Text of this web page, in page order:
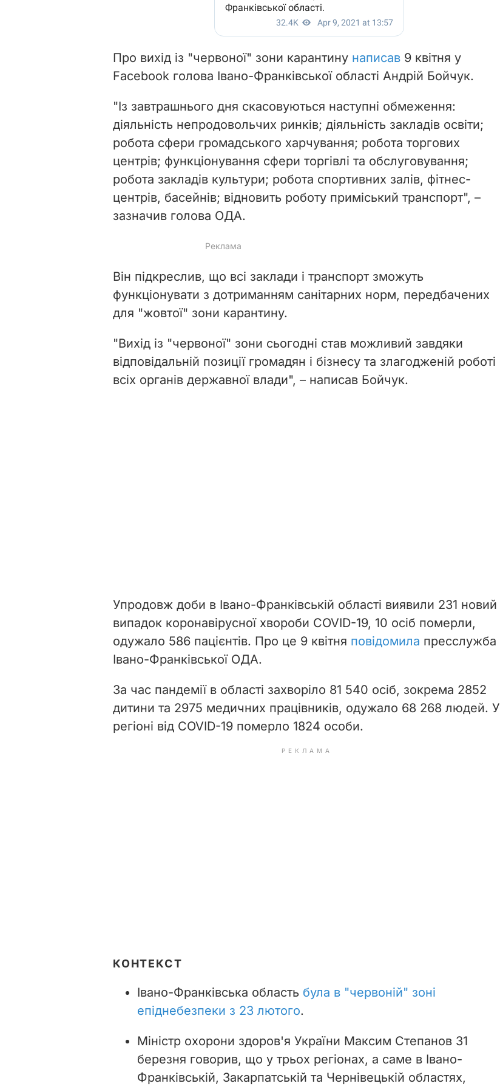
Про вихід із "червоної" зони карантину написав 9 квітня у
Facebook голова Івано-Франківської області Андрій Бойчук.
"Із завтрашнього дня скасовуються наступні обмеження:
діяльність непродовольчих ринків; діяльність закладів освіти;
робота сфери громадського харчування; робота торгових
центрів; функціонування сфери торгівлі та обслуговування;
робота закладів культури; робота спортивних залів, фітнес-
центрів, басейнів; відновить роботу приміський транспорт", –
зазначив голова ОДА.
Він підкреслив, що всі заклади і транспорт зможуть
функціонувати з дотриманням санітарних норм, передбачених
для "жовтої" зони карантину.
"Вихід із "червоної" зони сьогодні став можливий завдяки
відповідальній позиції громадян і бізнесу та злагодженій роботі
всіх органів державної влади", – написав Бойчук.
Упродовж доби в Івано-Франківській області виявили 231 новий
випадок коронавірусної хвороби COVID-19, 10 осіб померли,
одужало 586 пацієнтів. Про це 9 квітня повідомила пресслужба
Івано-Франківської ОДА.
За час пандемії в області захворіло 81 540 осіб, зокрема 2852
дитини та 2975 медичних працівників, одужало 68 268 людей. У
регіоні від COVID-19 померло 1824 особи.
РЕКЛАМА
КОНТЕКСТ
Івано-Франківська область була в "червоній" зоні
епіднебезпеки з 23 лютого.
Міністр охорони здоров'я України Максим Степанов 31
березня говорив, що у трьох регіонах, а саме в Івано-
Франківській, Закарпатській та Чернівецькій областях,